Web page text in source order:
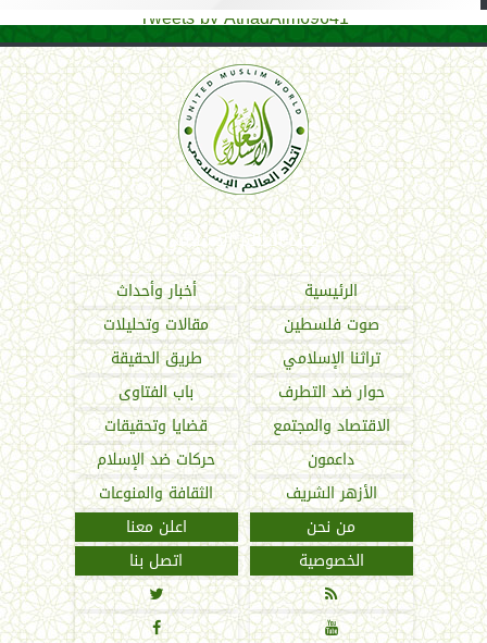
Tweets by AthadAlm69641
اتحاد العالم الإسلامي
الرئيسية
أخبار وأحداث
صوت فلسطين
مقالات وتحليلات
تراثنا الإسلامي
طريق الحقيقة
حوار ضد التطرف
باب الفتاوى
الاقتصاد والمجتمع
قضايا وتحقيقات
داعمون
حركات ضد الإسلام
الأزهر الشريف
الثقافة والمنوعات
من نحن
اعلن معنا
الخصوصية
اتصل بنا



